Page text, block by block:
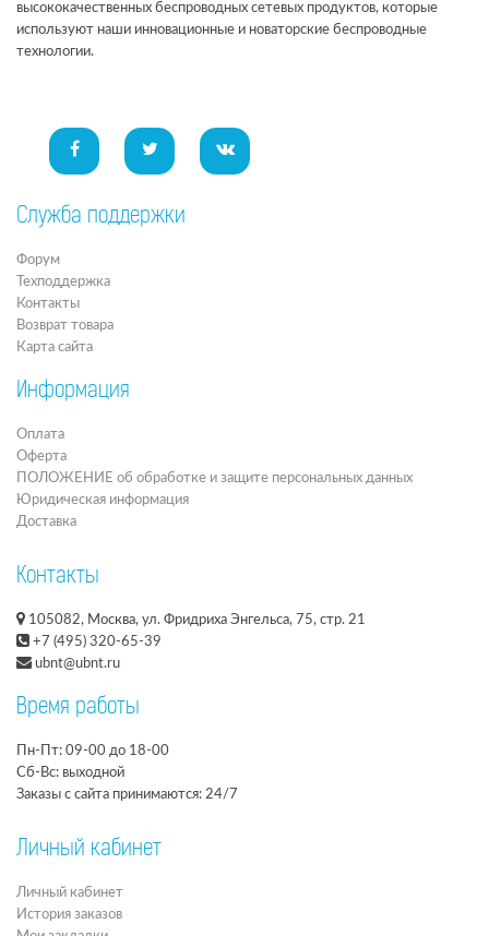
высококачественных беспроводных сетевых продуктов, которые
используют наши инновационные и новаторские беспроводные
технологии.
Служба поддержки
Форум
Техподдержка
Контакты
Возврат товара
Карта сайта
Информация
Оплата
Оферта
ПОЛОЖЕНИЕ об обработке и защите персональных данных
Юридическая информация
Доставка
Контакты
105082, Москва, ул. Фридриха Энгельса, 75, стр. 21
+7 (495) 320-65-39
ubnt@ubnt.ru
Время работы
Пн-Пт: 09-00 до 18-00
Сб-Вс: выходной
Заказы с сайта принимаются: 24/7
Личный кабинет
Личный кабинет
История заказов